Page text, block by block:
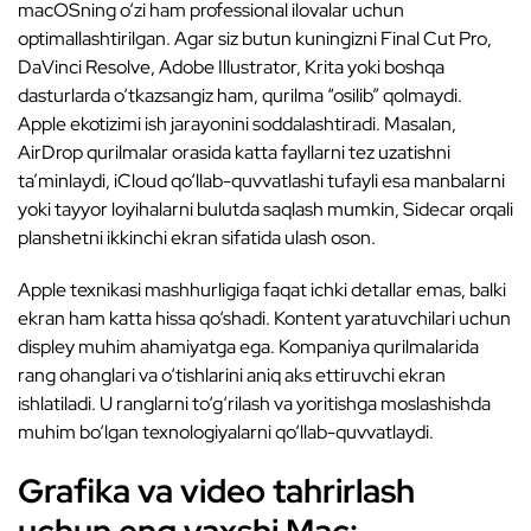
macOSning o‘zi ham professional ilovalar uchun
optimallashtirilgan. Agar siz butun kuningizni Final Cut Pro,
DaVinci Resolve, Adobe Illustrator, Krita yoki boshqa
dasturlarda o‘tkazsangiz ham, qurilma “osilib” qolmaydi.
Apple ekotizimi ish jarayonini soddalashtiradi. Masalan,
AirDrop qurilmalar orasida katta fayllarni tez uzatishni
ta’minlaydi, iCloud qo‘llab-quvvatlashi tufayli esa manbalarni
yoki tayyor loyihalarni bulutda saqlash mumkin, Sidecar orqali
planshetni ikkinchi ekran sifatida ulash oson.
Apple texnikasi mashhurligiga faqat ichki detallar emas, balki
ekran ham katta hissa qo‘shadi. Kontent yaratuvchilari uchun
displey muhim ahamiyatga ega. Kompaniya qurilmalarida
rang ohanglari va o‘tishlarini aniq aks ettiruvchi ekran
ishlatiladi. U ranglarni to‘g‘rilash va yoritishga moslashishda
muhim bo‘lgan texnologiyalarni qo‘llab-quvvatlaydi.
Grafika va video tahrirlash